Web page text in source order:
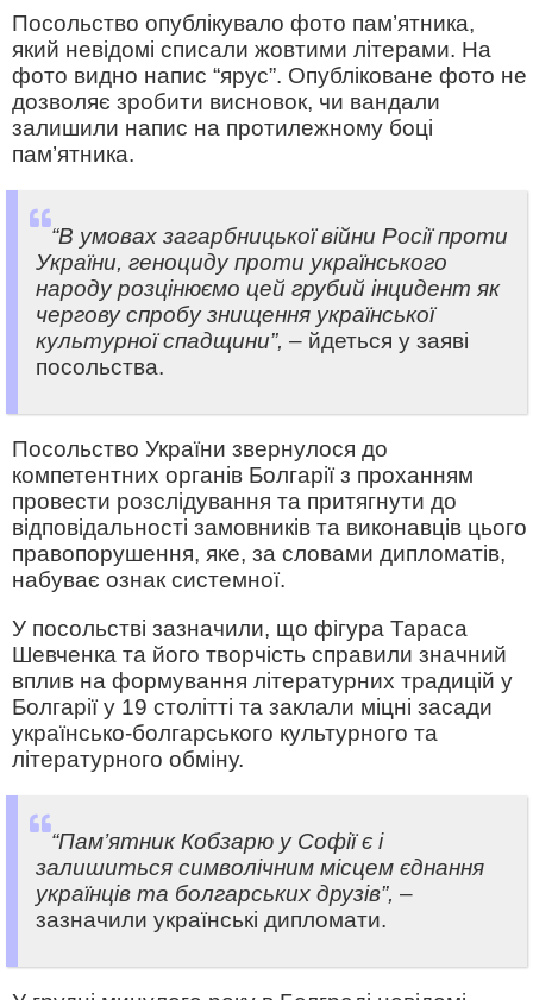
Посольство опублікувало фото пам’ятника,
який невідомі списали жовтими літерами. На
фото видно напис “ярус”. Опубліковане фото не
дозволяє зробити висновок, чи вандали
залишили напис на протилежному боці
пам’ятника.
“В умовах загарбницької війни Росії проти
України, геноциду проти українського
народу розцінюємо цей грубий інцидент як
чергову спробу знищення української
культурної спадщини”, – йдеться у заяві
посольства.
Посольство України звернулося до
компетентних органів Болгарії з проханням
провести розслідування та притягнути до
відповідальності замовників та виконавців цього
правопорушення, яке, за словами дипломатів,
набуває ознак системної.
У посольстві зазначили, що фігура Тараса
Шевченка та його творчість справили значний
вплив на формування літературних традицій у
Болгарії у 19 столітті та заклали міцні засади
українсько-болгарського культурного та
літературного обміну.
“Пам’ятник Кобзарю у Софії є ​​і
залишиться символічним місцем єднання
українців та болгарських друзів”, –
зазначили українські дипломати.